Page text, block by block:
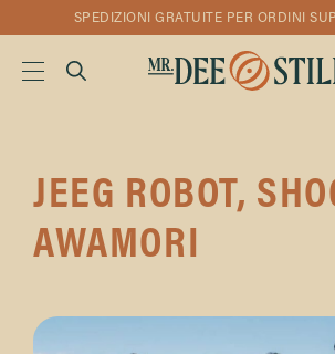
SPEDIZIONI GRATUITE PER ORDINI
JEEG ROBOT,
AWAMORI